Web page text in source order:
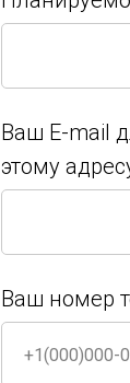
Ваш E-mail
Ваш номер
Возраст
Ваш E-mail
этому
Ваш номер